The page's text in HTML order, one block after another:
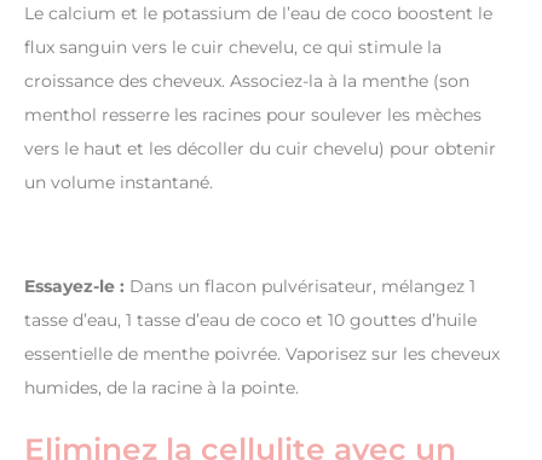
Le calcium et le potassium de l’eau de coco boostent le
flux sanguin vers le cuir chevelu, ce qui stimule la
croissance des cheveux. Associez-la à la menthe (son
menthol resserre les racines pour soulever les mèches
vers le haut et les décoller du cuir chevelu) pour obtenir
un volume instantané.
Essayez-le : Dans un flacon pulvérisateur, mélangez 1
tasse d’eau, 1 tasse d’eau de coco et 10 gouttes d’huile
essentielle de menthe poivrée. Vaporisez sur les cheveux
humides, de la racine à la pointe.
Eliminez la cellulite avec un